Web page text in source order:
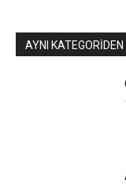
AYNI